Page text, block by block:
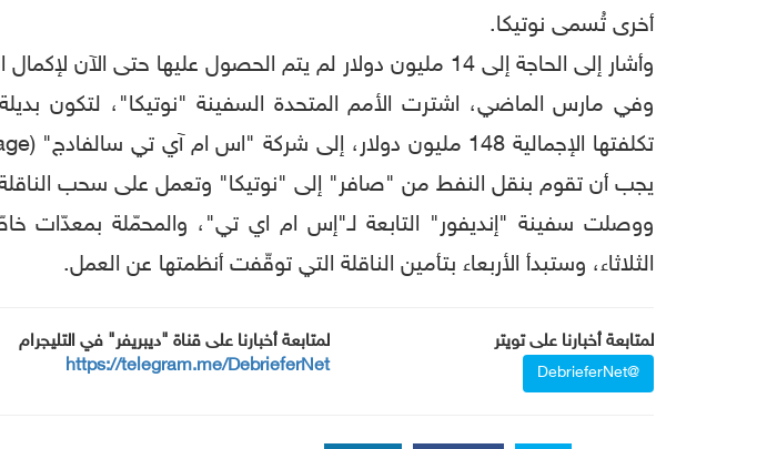
أخرى تُسمى نوتيكا.
وأشار إلى الحاجة إلى 14 مليون دولار لم يتم الحصول عليها حتى الآن لإكمال المرحلة الحالية من العمل، بالإضافة إلى 15 مليون دولار أخرى.
وفي مارس الماضي، اشترت الأمم المتحدة السفينة "نوتيكا"، لتكون
يجب أن تقوم بنقل النفط من "صافر" إلى "نوتيكا" وتعمل على سحب الناقلة
ووصلت سفينة "إنديفور" التابعة لـ"إس ام اي تي"، والمحمّلة
الثلاثاء، وستبدأ الأربعاء بتأمين الناقلة التي توقّفت أنظمتها عن العمل.
لمتابعة أخبارنا على تويتر
@DebrieferNet
لمتابعة أخبارنا على قناة "ديبريفر" في التليجرام
https://telegram.me/DebrieferNet